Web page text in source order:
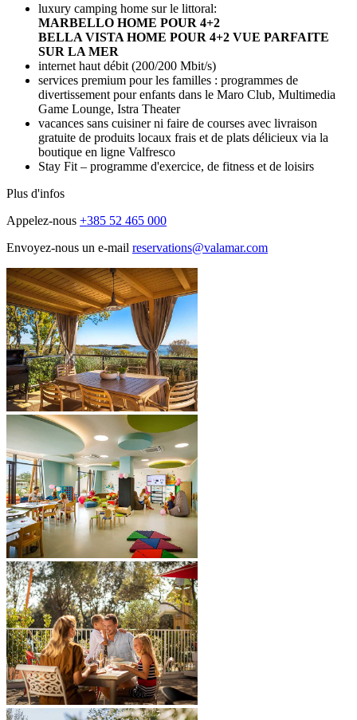
luxury camping home sur le littoral:
MARBELLO HOME POUR 4+2
BELLA VISTA HOME POUR 4+2 VUE PARFAITE
SUR LA MER
internet haut débit (200/200 Mbit/s)
services premium pour les familles : programmes de
divertissement pour enfants dans le Maro Club, Multimedia
Game Lounge, Istra Theater
vacances sans cuisiner ni faire de courses avec livraison
gratuite de produits locaux frais et de plats délicieux via la
boutique en ligne Valfresco
Stay Fit – programme d'exercice, de fitness et de loisirs
Plus d'infos
Appelez-nous +385 52 465 000
Envoyez-nous un e-mail reservations@valamar.com